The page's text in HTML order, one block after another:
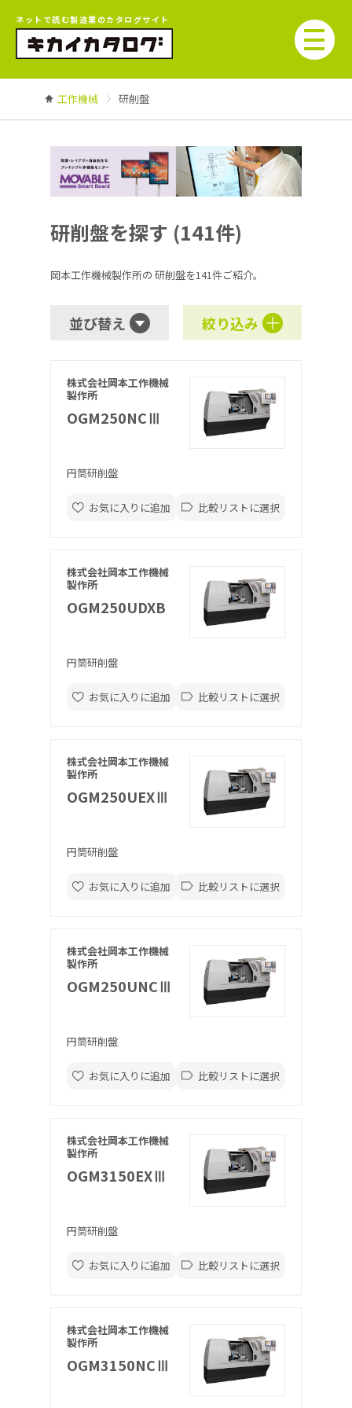
ネットで読む製造業のカタログサイト
工作機械 研削盤
研削盤を探す (141件)
岡本工作機械製作所の 研削盤を141件ご紹介。
並び替え 絞り込み
株式会社岡本工作機械
製作所
OGM250NCⅢ
円筒研削盤
お気に入りに追加 比較リストに選択
株式会社岡本工作機械
製作所
OGM250UDXB
円筒研削盤
お気に入りに追加 比較リストに選択
株式会社岡本工作機械
製作所
OGM250UEXⅢ
円筒研削盤
お気に入りに追加 比較リストに選択
株式会社岡本工作機械
製作所
OGM250UNCⅢ
円筒研削盤
お気に入りに追加 比較リストに選択
株式会社岡本工作機械
製作所
OGM3150EXⅢ
円筒研削盤
お気に入りに追加 比較リストに選択
株式会社岡本工作機械
製作所
OGM3150NCⅢ